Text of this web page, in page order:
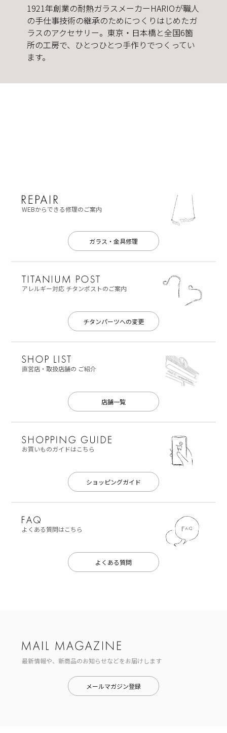
1921年創業の耐熱ガラスメーカーHARIOが職人
の手仕事技術の継承のためにつくりはじめたガ
ラスのアクセサリー。東京・日本橋と全国6箇
所の工房で、ひとつひとつ手作りでつくってい
ます。
WEBからできる修理のご案内
ガラス・金具修理
アレルギー対応チタンポストのご案内
チタンパーツへの変更
直営店・取扱店舗の ご紹介
店舗一覧
お買いものガイドはこちら
ショッピングガイド
よくある質問はこちら
よくある質問
最新情報や、新商品のお知らせなどをお届けします
メールマガジン登録